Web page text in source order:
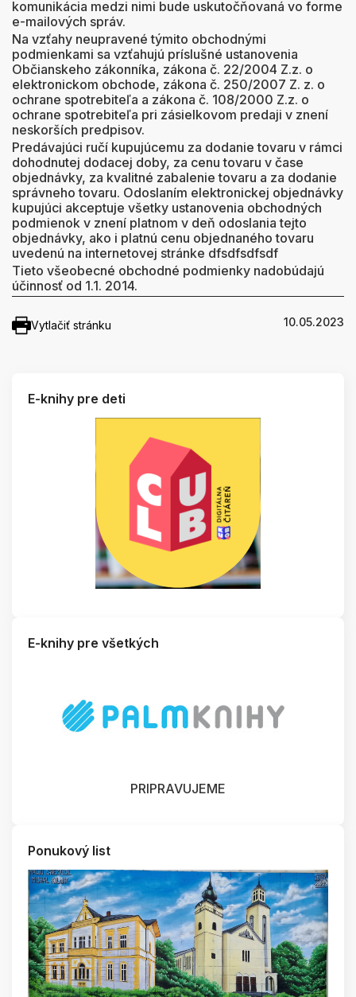
komunikácia medzi nimi bude uskutočňovaná vo forme
e-mailových správ.
Na vzťahy neupravené týmito obchodnými
podmienkami sa vzťahujú príslušné ustanovenia
Občianskeho zákonníka, zákona č. 22/2004 Z.z. o
elektronickom obchode, zákona č. 250/2007 Z. z. o
ochrane spotrebiteľa a zákona č. 108/2000 Z.z. o
ochrane spotrebiteľa pri zásielkovom predaji v znení
neskorších predpisov.
Predávajúci ručí kupujúcemu za dodanie tovaru v rámci
dohodnutej dodacej doby, za cenu tovaru v čase
objednávky, za kvalitné zabalenie tovaru a za dodanie
správneho tovaru. Odoslaním elektronickej objednávky
kupujúci akceptuje všetky ustanovenia obchodných
podmienok v znení platnom v deň odoslania tejto
objednávky, ako i platnú cenu objednaného tovaru
uvedenú na internetovej stránke dfsdfsdfsdf
Tieto všeobecné obchodné podmienky nadobúdajú
účinnosť od 1.1. 2014.
Vytlačiť stránku 10.05.2023
E-knihy pre deti
E-knihy pre všetkých
PRIPRAVUJEME
Ponukový list